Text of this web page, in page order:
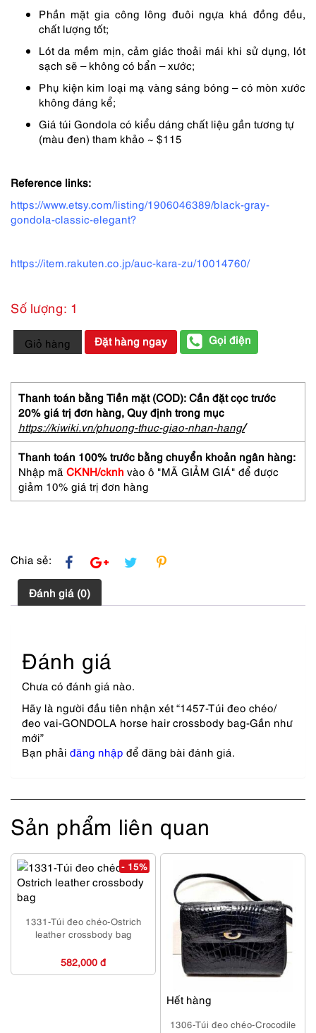
Phần mặt gia công lông đuôi ngựa khá đồng đều,
chất lượng tốt;
Lót da mềm mịn, cảm giác thoải mái khi sử dụng, lót
sạch sẽ – không có bẩn – xước;
Phụ kiện kim loại mạ vàng sáng bóng – có mòn xước
không đáng kể;
Giá túi Gondola có kiểu dáng chất liệu gần tương tự
(màu đen) tham khảo ~ $115
Reference links:
https://www.etsy.com/listing/1906046389/black-gray-
gondola-classic-elegant?
https://item.rakuten.co.jp/auc-kara-zu/10014760/
Số lượng: 1
1457-
Túi
chéo/
đeo
vai-
GONDOLA
horse
hair
crossbody
bag-
Gần
lượng
Giỏ hàng Đặt hàng ngay Gọi điện
Thanh toán bằng Tiền mặt (COD): Cần đặt cọc trước
20% giá trị đơn hàng, Quy định trong mục
https://kiwiki.vn/phuong-thuc-giao-nhan-hang/
Thanh toán 100% trước bằng chuyển khoản ngân hàng:
Nhập mã CKNH/cknh vào ô "MÃ GIẢM GIÁ" để được
giảm 10% giá trị đơn hàng
Chia sẻ:
Đánh giá (0)
Đánh giá
Chưa có đánh giá nào.
Hãy là người đầu tiên nhận xét “1457-Túi đeo chéo/
đeo vai-GONDOLA horse hair crossbody bag-Gần như
mới”
Bạn phải đăng nhập để đăng bài đánh giá.
Sản phẩm liên quan
- 15%
1331-Túi đeo chéo-Ostrich
leather crossbody bag
582,000 đ
Hết hàng
1306-Túi đeo chéo-Crocodile